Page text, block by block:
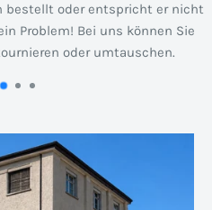
bestellt oder entspricht er nicht
Problem! Bei uns können Sie
oder umtauschen.